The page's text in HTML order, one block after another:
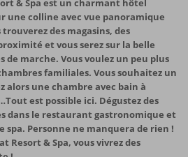
& Spa est un charmant hôtel
une colline avec vue panoramique
des magasins, des
et vous serez sur la belle
de marche. Vous voulez un peu plus
familiales. Vous souhaitez un
alors une chambre avec bain à
est possible ici. Dégustez des
dans le restaurant gastronomique et
spa. Personne ne manquera de rien !
Resort & Spa, vous vivrez des